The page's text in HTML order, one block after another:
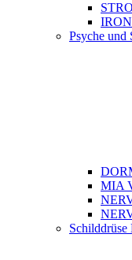
Psyche und
MIA
Schilddrüse